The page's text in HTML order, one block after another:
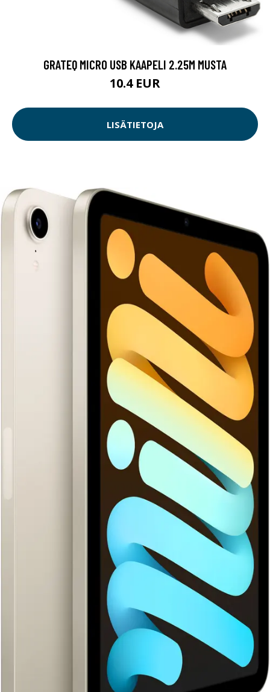
GRATEQ MICRO USB KAAPELI 2.25M MUSTA
10.4 EUR
LISÄTIETOJA